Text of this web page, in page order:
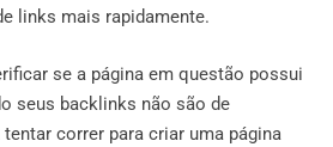
links mais rapidamente.
se a página em questão possui
seus backlinks não são de
correr para criar uma página